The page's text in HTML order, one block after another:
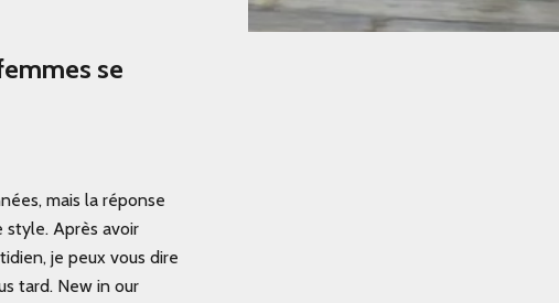
se
mais la réponse
style. Après avoir
je peux vous dire
tard. New in our